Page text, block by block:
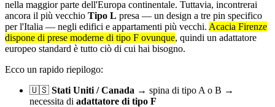
nella maggior parte dell'Europa continentale. Tuttavia, incontrerai
ancora il più vecchio Tipo L presa — un design a tre pin specifico
per l'Italia — negli edifici e appartamenti più vecchi. Acacia Firenze
dispone di prese moderne di tipo F ovunque, quindi un adattatore
europeo standard è tutto ciò di cui hai bisogno.
Ecco un rapido riepilogo:
🇺🇸 Stati Uniti / Canada → spina di tipo A o B →
necessita di adattatore di tipo F